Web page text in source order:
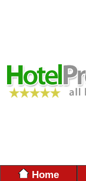
Home